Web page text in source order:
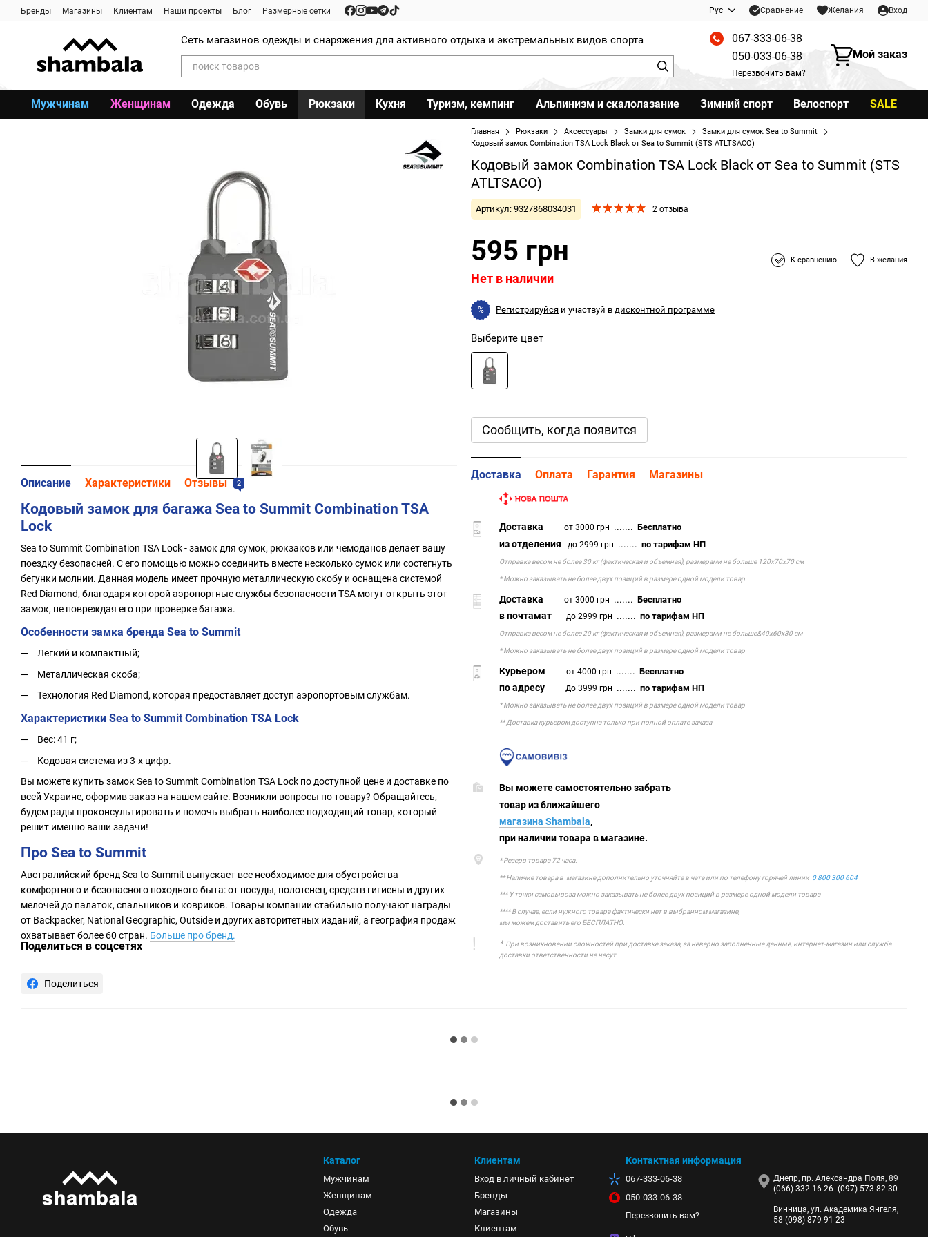
Перейти к основному контенту
Бренды Магазины Клиентам Наши проекты Блог Размерные сетки Рус Сравнение Желания Вход
Сеть магазинов одежды и снаряжения для активного отдыха и экстремальных видов спорта
067-333-06-38
050-033-06-38
Перезвонить вам?
Мой заказ
Мужчинам Женщинам Одежда Обувь Рюкзаки Кухня Туризм, кемпинг Альпинизм и скалолазание Зимний спорт Велоспорт SALE
Описание Характеристики Отзывы 2
Кодовый замок для багажа Sea to Summit Combination TSA
Lock
Sea to Summit Combination TSA Lock - замок для сумок, рюкзаков или чемоданов делает вашу
поездку безопасней. С его помощью можно соединить вместе несколько сумок или состегнуть
бегунки молнии. Данная модель имеет прочную металлическую скобу и оснащена системой
Red Diamond, благодаря которой аэропортные службы безопасности TSA могут открыть этот
замок, не повреждая его при проверке багажа.
Особенности замка бренда Sea to Summit
Легкий и компактный;
Металлическая скоба;
Технология Red Diamond, которая предоставляет доступ аэропортовым службам.
Характеристики Sea to Summit Combination TSA Lock
Вес: 41 г;
Кодовая система из 3-х цифр.
Вы можете купить замок Sea to Summit Combination TSA Lock по доступной цене и доставке по
всей Украине, оформив заказ на нашем сайте. Возникли вопросы по товару? Обращайтесь,
будем рады проконсультировать и помочь выбрать наиболее подходящий товар, который
решит именно ваши задачи!
Про Sea to Summit
Австралийский бренд Sea to Summit выпускает все необходимое для обустройства
комфортного и безопасного походного быта: от посуды, полотенец, средств гигиены и других
мелочей до палаток, спальников и ковриков. Товары компании стабильно получают награды
от Backpacker, National Geographic, Outside и других авторитетных изданий, а география продаж
охватывает более 60 стран. Больше про бренд.
Поделиться в соцсетях
Поделиться
Главная Рюкзаки Аксессуары Замки для сумок
Замки для сумок Sea to Summit
Кодовый замок Combination TSA Lock Black от Sea to Summit (STS ATLTSACO)
Кодовый замок Combination TSA Lock Black от Sea to Summit (STS
ATLTSACO)
Артикул: 9327868034031 2 отзыва
595 грн
Нет в наличии
К сравнению В желания
% Регистрируйся и участвуй в дисконтной программе
Выберите цвет
Сообщить, когда появится
Доставка Оплата Гарантия Магазины
Доставка от 3000 грн .......Бесплатно
из отделения до 2999 грн .......по тарифам НП
Отправка весом не более 30 кг (фактическая и объемная), размерами не больше 120х70х70 см
* Можно заказывать не более двух позиций в размере одной модели товар
Доставка от 3000 грн .......Бесплатно
в почтамат до 2999 грн .......по тарифам НП
Отправка весом не более 20 кг (фактическая и объемная), размерами не больше&40х60х30 см
* Можно заказывать не более двух позиций в размере одной модели товар
Курьером от 4000 грн .......Бесплатно
по адресу до 3999 грн .......по тарифам НП
* Можно заказывать не более двух позиций в размере одной модели товар
** Доставка курьером доступна только при полной оплате заказа
Вы можете самостоятельно забрать
товар из ближайшего
магазина Shambala,
при наличии товара в магазине.
* Резерв товара 72 часа.
** Наличие товара в магазине дополнительно уточняйте в чате или по телефону горячей линии 0 800 300 604
*** У точки самовывоза можно заказывать не более двух позиций в размере одной модели товара
**** В случае, если нужного товара фактически нет в выбранном магазине,
мы можем доставить его БЕСПЛАТНО.
*При возникновении сложностей при доставке заказа, за неверно заполненные данные, интернет-магазин или служба
доставки ответственности не несут
Каталог
Мужчинам
Женщинам
Одежда
Обувь
Клиентам
Вход в личный кабинет
Бренды
Магазины
Клиентам
Контактная информация
067-333-06-38
050-033-06-38
Перезвонить вам?
Днепр, пр. Александра Поля, 89
(066) 332-16-26 (097) 573-82-30
Винница, ул. Академика Янгеля,
58 (098) 879-91-23